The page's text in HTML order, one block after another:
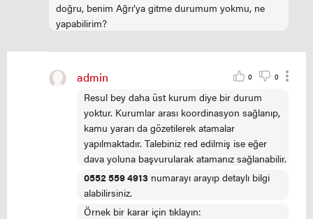
doğru, benim Ağrı’ya gitme durumum yokmu, ne
yapabilirim?
admin 0 0
Resul bey daha üst kurum diye bir durum
yoktur. Kurumlar arası koordinasyon sağlanıp,
kamu yararı da gözetilerek atamalar
yapılmaktadır. Talebiniz red edilmiş ise eğer
dava yoluna başvurularak atamanız sağlanabilir.
0552 559 4913 numarayı arayıp detaylı bilgi
alabilirsiniz.
Örnek bir karar için tıklayın: